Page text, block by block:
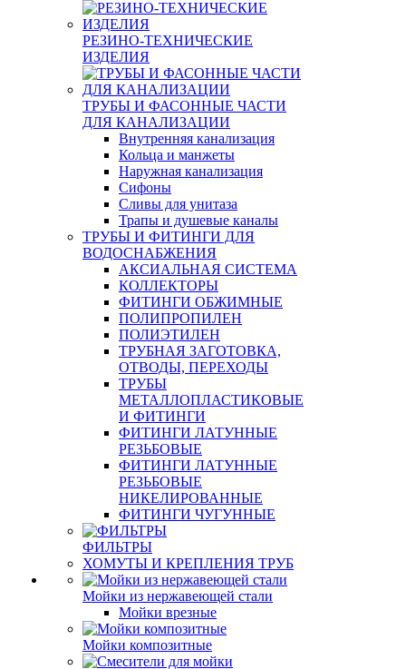
РЕЗИНО-ТЕХНИЧЕСКИЕ
ИЗДЕЛИЯ
ТРУБЫ И ФАСОННЫЕ ЧАСТИ
ДЛЯ КАНАЛИЗАЦИИ
Внутренняя канализация
Кольца и манжеты
Наружная канализация
Сифоны
Сливы для унитаза
Трапы и душевые каналы
ТРУБЫ И ФИТИНГИ ДЛЯ
ВОДОСНАБЖЕНИЯ
АКСИАЛЬНАЯ СИСТЕМА
КОЛЛЕКТОРЫ
ФИТИНГИ ОБЖИМНЫЕ
ПОЛИПРОПИЛЕН
ПОЛИЭТИЛЕН
ТРУБНАЯ ЗАГОТОВКА,
ОТВОДЫ, ПЕРЕХОДЫ
ТРУБЫ
МЕТАЛЛОПЛАСТИКОВЫЕ
И ФИТИНГИ
ФИТИНГИ ЛАТУННЫЕ
РЕЗЬБОВЫЕ
ФИТИНГИ ЛАТУННЫЕ
РЕЗЬБОВЫЕ
НИКЕЛИРОВАННЫЕ
ФИТИНГИ ЧУГУННЫЕ
ФИЛЬТРЫ
ХОМУТЫ И КРЕПЛЕНИЯ ТРУБ
Мойки из нержавеющей стали
Мойки врезные
Мойки композитные